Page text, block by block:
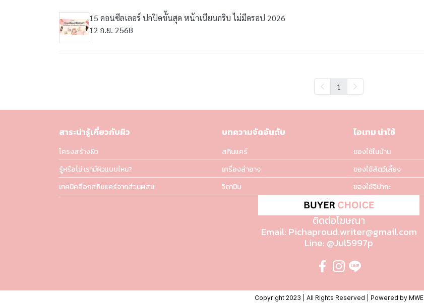
15 คอนซีลเลอร์ ปกปิดขั้นสุด หน้าเนียนกริบ ไม่มีดรอป 2026
12 ก.ย. 2568
1
สาระน่ารู้เกี่ยวกับผิว
โครงสร้างผิว
รู้หรือไม่ เรามีผิวแบบไหน?
เทคนิคลือกสกินแคร์จากส่วนผสม
บทความจัดอันดับ
สกินแคร์
เครื่องสำอาง
วิตามิน
ไอเทม น่าใช้
ของใช้ในบ้าน
ของใช้สัตว์เลี้ยง
ของใช้จิปาถะ
ติดต่อโฆษณา
Email: Pichaproud.writer@gmail.com
Line: @Jul5997p
Copyright 2023 | All Rights Reserved | Powered by MWE